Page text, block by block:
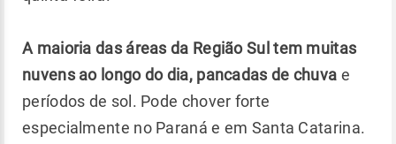
A maioria das áreas da Região Sul tem muitas
nuvens ao longo do dia, pancadas de chuva e
períodos de sol. Pode chover forte
especialmente no Paraná e em Santa Catarina.